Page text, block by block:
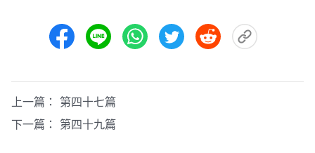
上一篇： 第四十七篇
下一篇： 第四十九篇